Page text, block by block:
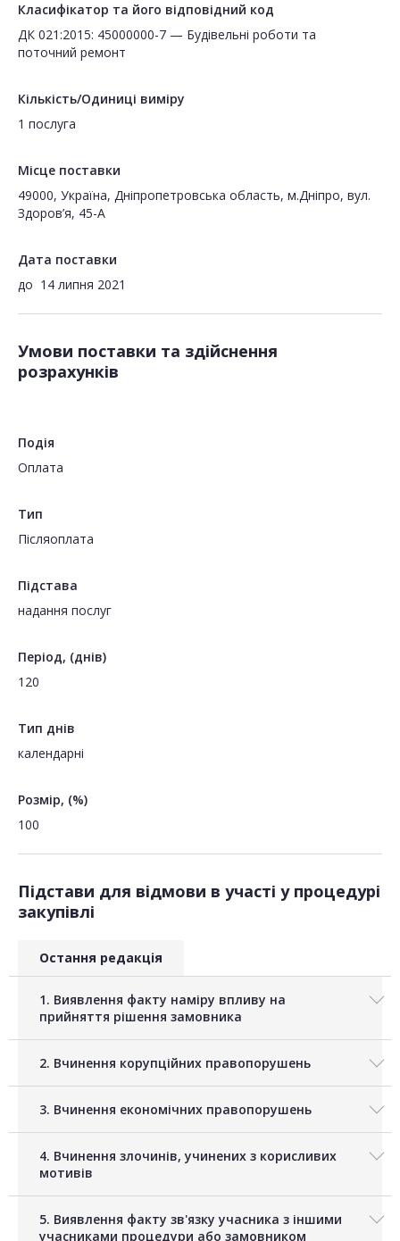
Класифікатор та його відповідний код
ДК 021:2015: 45000000-7 — Будівельні роботи та
поточний ремонт
Кількість/Одиниці виміру
1 послуга
Місце поставки
49000, Україна, Дніпропетровська область, м.Дніпро, вул.
Здоров’я, 45-А
Дата поставки
до 14 липня 2021
Умови поставки та здійснення
розрахунків
Подія
Оплата
Тип
Пiсляоплата
Підстава
надання послуг
Період, (днів)
120
Тип днів
календарні
Розмір, (%)
100
Підстави для відмови в участі у процедурі
закупівлі
Остання редакція
1. Виявлення факту наміру впливу на
прийняття рішення замовника
2. Вчинення корупційних правопорушень
3. Вчинення економічних правопорушень
4. Вчинення злочинів, учинених з корисливих
мотивів
5. Виявлення факту зв'язку учасника з іншими
учасниками процедури або замовником